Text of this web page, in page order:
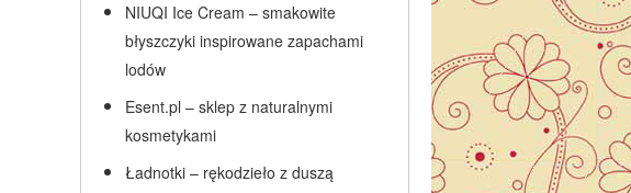
NIUQI Ice Cream – smakowite
błyszczyki inspirowane zapachami
lodów
Esent.pl – sklep z naturalnymi
kosmetykami
Ładnotki – rękodzieło z duszą